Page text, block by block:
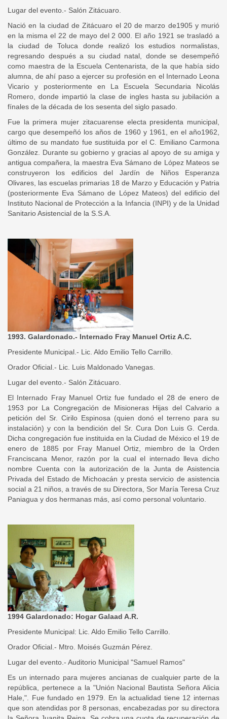
Lugar del evento.- Salón Zitácuaro.
Nació en la ciudad de Zitácuaro el 20 de marzo de1905 y murió
en la misma el 22 de mayo del 2 000. El año 1921 se trasladó a
la ciudad de Toluca donde realizó los estudios normalistas,
regresando después a su ciudad natal, donde se desempeñó
como maestra de la Escuela Centenarista, de la que había sido
alumna, de ahí paso a ejercer su profesión en el Internado Leona
Vicario y posteriormente en La Escuela Secundaria Nicolás
Romero, donde impartió la clase de ingles hasta su jubilación a
fínales de la década de los sesenta del siglo pasado.
Fue la primera mujer zitacuarense electa presidenta municipal,
cargo que desempeñó los años de 1960 y 1961, en el año1962,
último de su mandato fue sustituida por el C. Emiliano Carmona
González. Durante su gobierno y gracias al apoyo de su amiga y
antigua compañera, la maestra Eva Sámano de López Mateos se
construyeron los edificios del Jardín de Niños Esperanza
Olivares, las escuelas primarias 18 de Marzo y Educación y Patria
(posteriormente Eva Sámano de López Mateos) del edificio del
Instituto Nacional de Protección a la Infancia (INPI) y de la Unidad
Sanitario Asistencial de la S.S.A.
1993. Galardonado.- Internado Fray Manuel Ortiz A.C.
Presidente Municipal.- Lic. Aldo Emilio Tello Carrillo.
Orador Oficial.- Lic. Luis Maldonado Vanegas.
Lugar del evento.- Salón Zitácuaro.
El Internado Fray Manuel Ortiz fue fundado el 28 de enero de
1953 por La Congregación de Misioneras Hijas del Calvario a
petición del Sr. Cirilo Espinosa (quien donó el terreno para su
instalación) y con la bendición del Sr. Cura Don Luis G. Cerda.
Dicha congregación fue instituida en la Ciudad de México el 19 de
enero de 1885 por Fray Manuel Ortiz, miembro de la Orden
Franciscana Menor, razón por la cual el internado lleva dicho
nombre Cuenta con la autorización de la Junta de Asistencia
Privada del Estado de Michoacán y presta servicio de asistencia
social a 21 niños, a través de su Directora, Sor María Teresa Cruz
Paniagua y dos hermanas más, así como personal voluntario.
1994 Galardonado: Hogar Galaad A.R.
Presidente Municipal: Lic. Aldo Emilio Tello Carrillo.
Orador Oficial.- Mtro. Moisés Guzmán Pérez.
Lugar del evento.- Auditorio Municipal "Samuel Ramos"
Es un internado para mujeres ancianas de cualquier parte de la
república, pertenece a la "Unión Nacional Bautista Señora Alicia
Hale,". Fue fundado en 1979. En la actualidad tiene 12 internas
que son atendidas por 8 personas, encabezadas por su directora